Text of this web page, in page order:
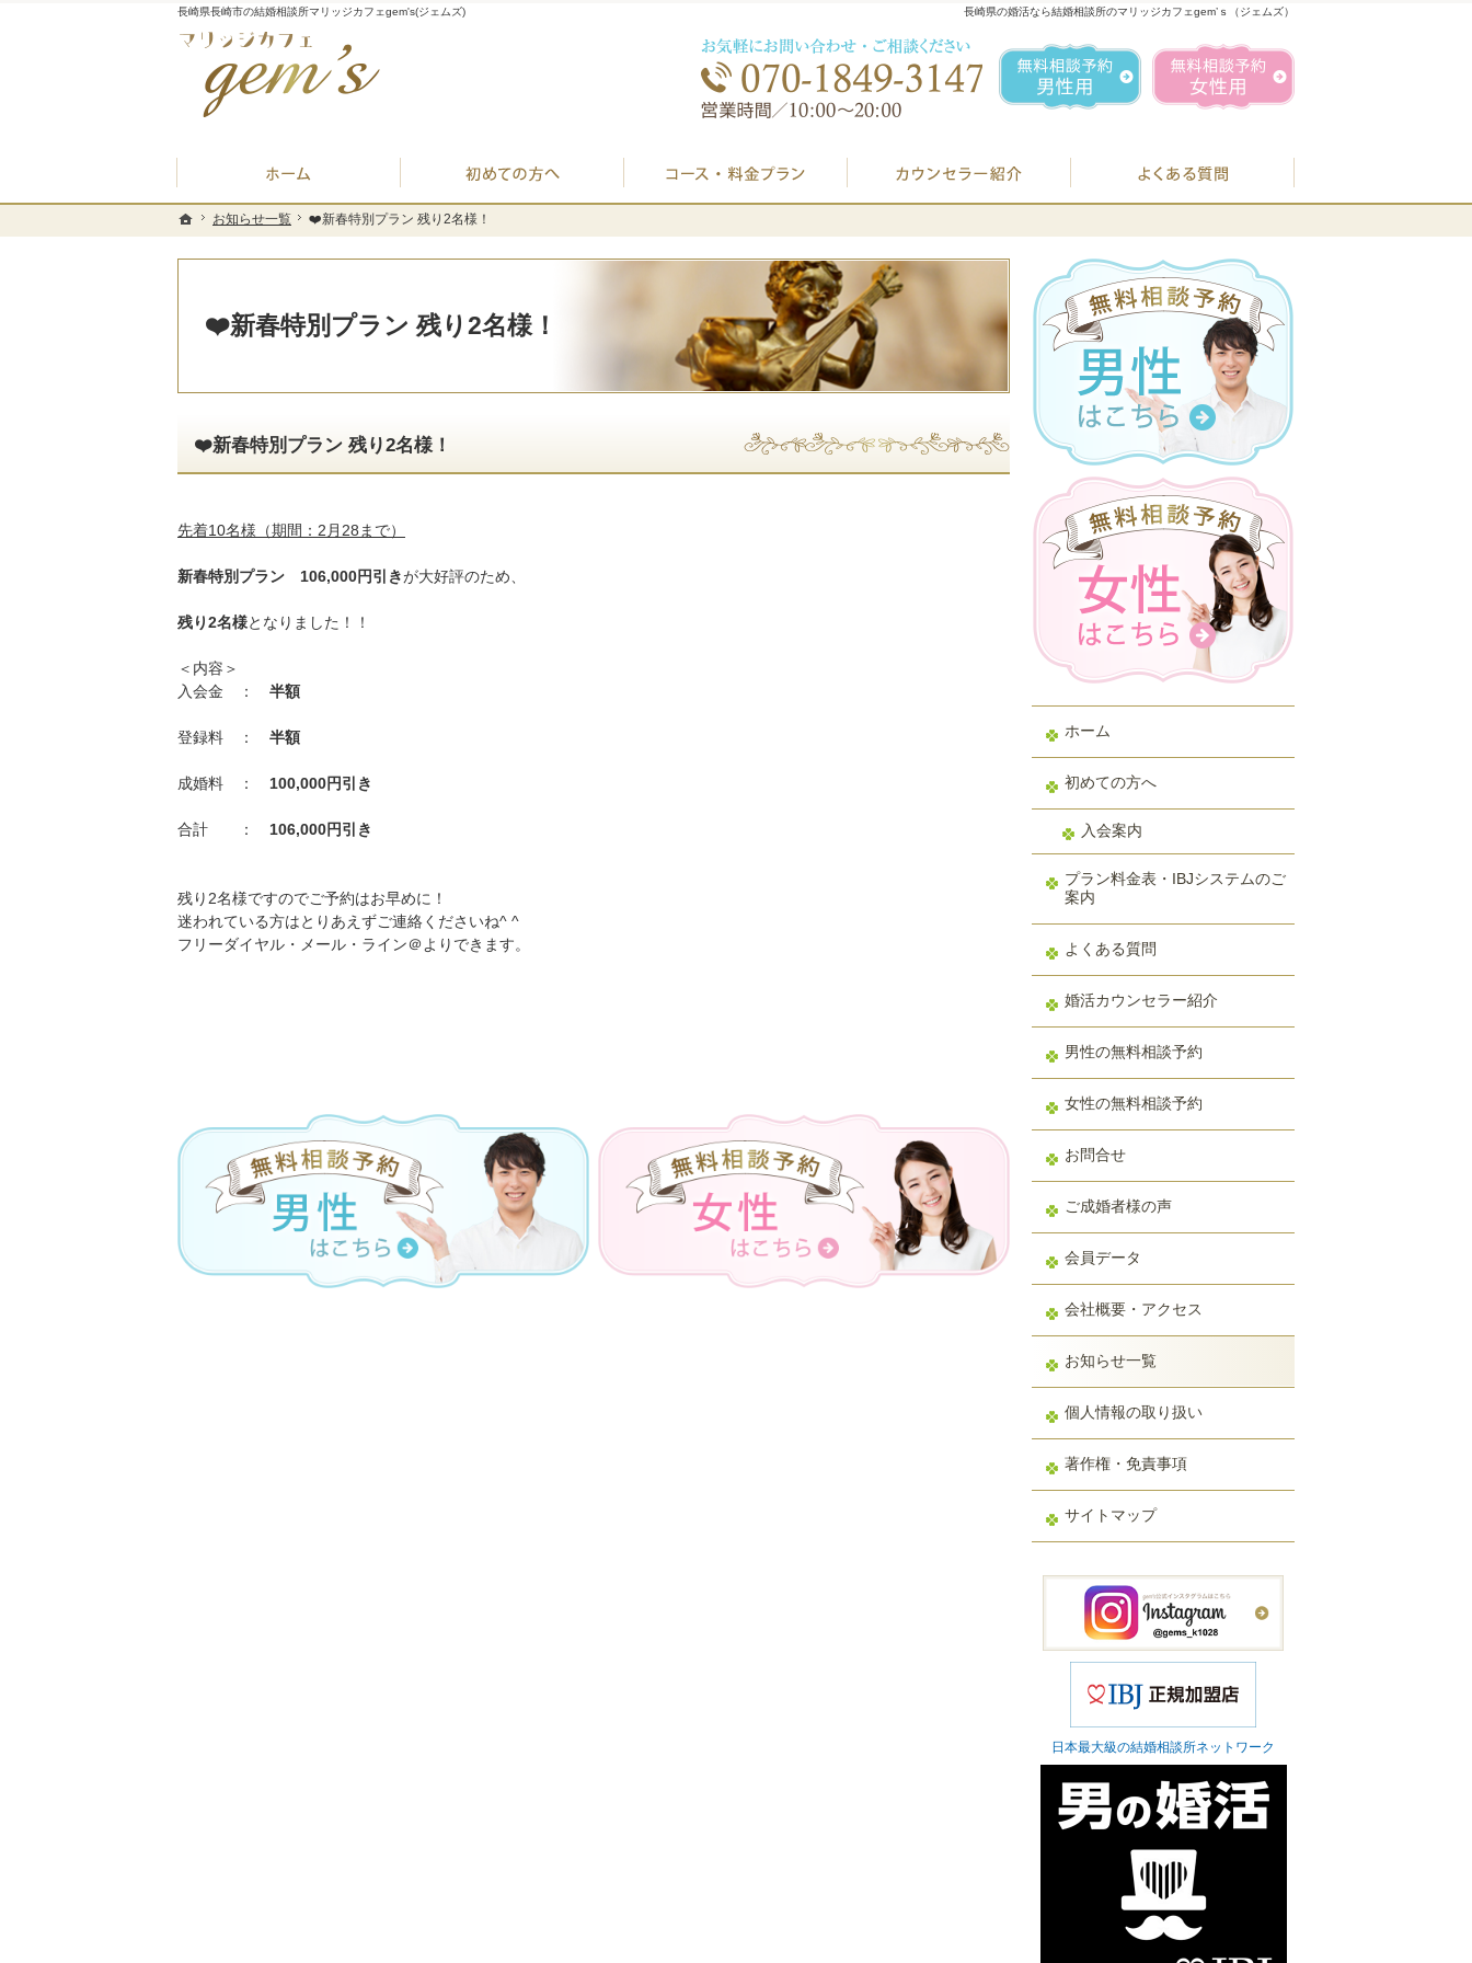
ホーム
お知らせ一覧 ❤️新春特別プラン 残り2名様！
❤️新春特別プラン 残り2名様！
長崎県の婚活なら結婚相談所のマリッジカフェgem’ｓ（ジェムズ）
長崎県長崎市の結婚相談所マリッジカフェgem's(ジェムズ)
❤️新春特別プラン 残り2名様！
先着10名様（期間：2月28まで）
新春特別プラン 106,000円引きが大好評のため、
残り2名様となりました！！
＜内容＞
入会金 ： 半額
登録料 ： 半額
成婚料 ： 100,000円引き
合計 ： 106,000円引き
残り2名様ですのでご予約はお早めに！
迷われている方はとりあえずご連絡くださいね^ ^
フリーダイヤル・メール・ライン＠よりできます。
ホーム
初めての方へ
入会案内
プラン料金表・IBJシステムのご
案内
よくある質問
婚活カウンセラー紹介
男性の無料相談予約
女性の無料相談予約
お問合せ
ご成婚者様の声
会員データ
会社概要・アクセス
お知らせ一覧
個人情報の取り扱い
著作権・免責事項
サイトマップ
日本最大級の結婚相談所ネットワーク
070-1849-3147
無料相談予約男性用
ホーム
お知らせ一覧 ❤️新春特別プラン 残り2名様！